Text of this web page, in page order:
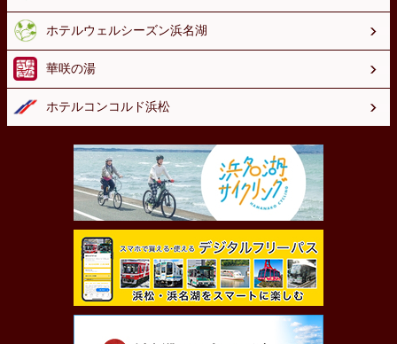
ホテルウェルシーズン浜名湖
華咲の湯
ホテルコンコルド浜松